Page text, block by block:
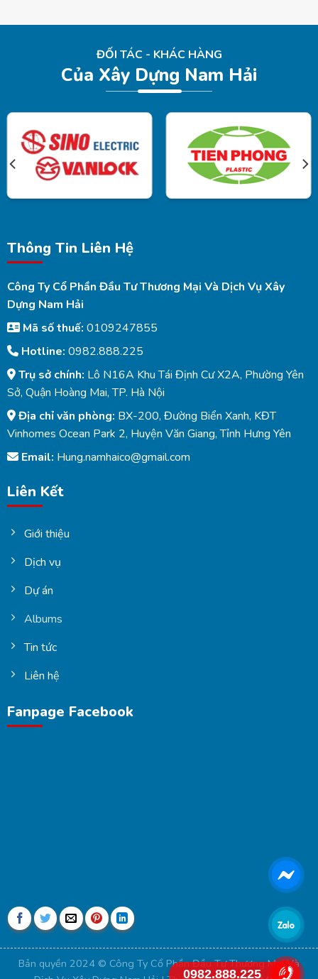
ĐỐI TÁC - KHÁC HÀNG
Của Xây Dựng Nam Hải
Thông Tin Liên Hệ
Công Ty Cổ Phần Đầu Tư Thương Mại Và Dịch Vụ Xây
Dựng Nam Hải
Mã số thuế: 0109247855
Hotline: 0982.888.225
Trụ sở chính: Lô N16A Khu Tái Định Cư X2A, Phường Yên
Sở, Quận Hoàng Mai, TP. Hà Nội
Địa chỉ văn phòng: BX-200, Đường Biển Xanh, KĐT
Vinhomes Ocean Park 2, Huyện Văn Giang, Tỉnh Hưng Yên
Email: Hung.namhaico@gmail.com
Liên Kết
Giới thiệu
Dịch vụ
Dự án
Albums
Tin tức
Liên hệ
Fanpage Facebook
Bản quyền 2024 © Công Ty Cổ Phần Đầu Tư Thương Mại Và
0982.888.225